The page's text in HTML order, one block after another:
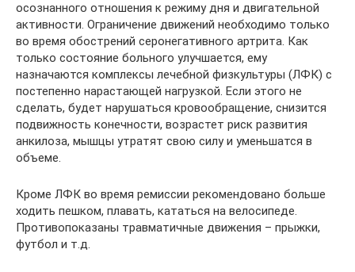
осознанного отношения к режиму дня и двигательной
активности. Ограничение движений необходимо только
во время обострений серонегативного артрита. Как
только состояние больного улучшается, ему
назначаются комплексы лечебной физкультуры (ЛФК) с
постепенно нарастающей нагрузкой. Если этого не
сделать, будет нарушаться кровообращение, снизится
подвижность конечности, возрастет риск развития
анкилоза, мышцы утратят свою силу и уменьшатся в
объеме.
Кроме ЛФК во время ремиссии рекомендовано больше
ходить пешком, плавать, кататься на велосипеде.
Противопоказаны травматичные движения – прыжки,
футбол и т.д.